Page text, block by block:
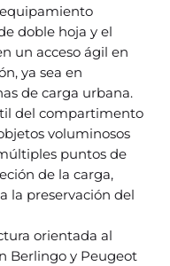
doble hoja y el
un acceso ágil en
ya sea en
de carga urbana.
del compartimento
voluminosos
puntos de
de la carga,
la preservación del
orientada al
Berlingo y Peugeot